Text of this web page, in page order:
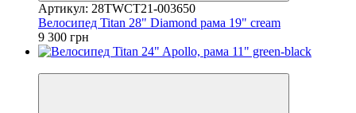
Артикул: 28TWCT21-003650
Велосипед Titan 28" Diamond рама 19" cream
9 300 грн